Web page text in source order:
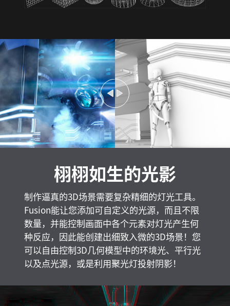
栩栩如生的光影
制作逼真的3D场景需要复杂精细的灯光工具。
Fusion能让您添加可自定义的光源，而且不限
数量，并能控制画面中各个元素对灯光产生何
种反应，因此能创建出细致入微的3D场景！您
可以自由控制3D几何模型中的环境光、平行光
以及点光源，或是利用聚光灯投射阴影！